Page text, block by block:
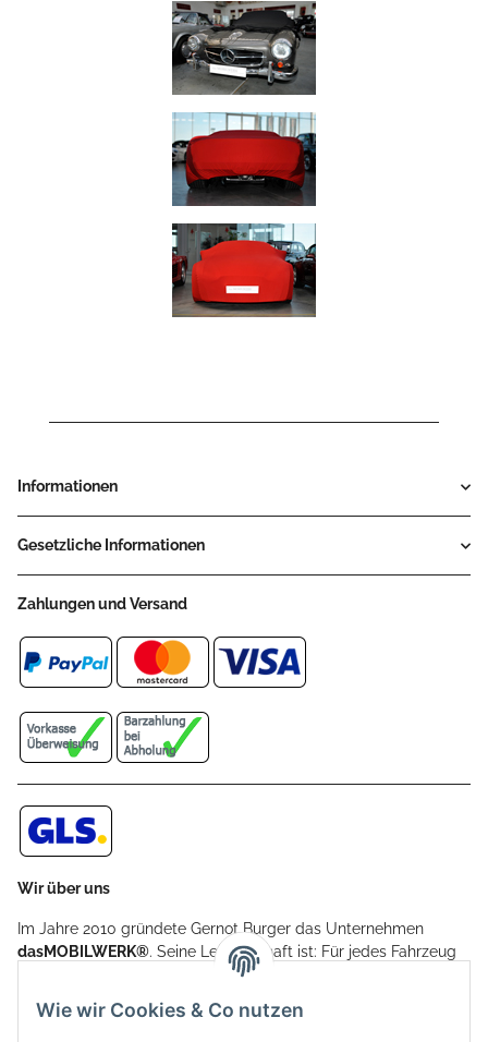
Informationen
Gesetzliche Informationen
Zahlungen und Versand
Wir über uns
Im Jahre 2010 gründete Gernot Burger das Unternehmen
dasMOBILWERK®. Seine Leidenschaft ist: Für jedes Fahrzeug
ein Car Cover anzubieten - passgenau und individuell.
Aufgrund der vielen positiven Kundenrückmeldungen kamen
weitere Produkte, wie Reifenschuhe, Hardtopständer hinzu.
Wie wir Cookies & Co nutzen